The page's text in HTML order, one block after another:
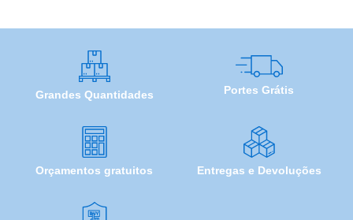
Grandes Quantidades Portes Grátis
Orçamentos gratuitos Entregas e Devoluções